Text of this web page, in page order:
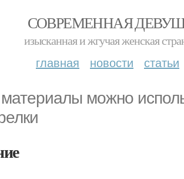
СОВРЕМЕННАЯ
изысканная и жгучая женская
главная новости статьи
можно